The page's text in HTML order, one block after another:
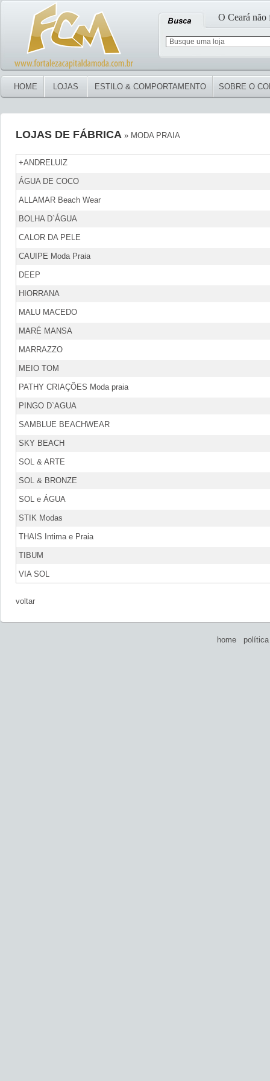
O Ceará não
HOME LOJAS ESTILO & COMPORTAMENTO SOBRE O
LOJAS DE FÁBRICA » MODA PRAIA
+ANDRELUIZ
ÁGUA DE COCO
ALLAMAR Beach Wear
BOLHA D`ÁGUA
CALOR DA PELE
CAUIPE Moda Praia
DEEP
HIORRANA
MALU MACEDO
MARÉ MANSA
MARRAZZO
MEIO TOM
PATHY CRIAÇÕES Moda praia
PINGO D`AGUA
SAMBLUE BEACHWEAR
SKY BEACH
SOL & ARTE
SOL & BRONZE
SOL e ÁGUA
STIK Modas
THAIS Intima e Praia
TIBUM
VIA SOL
voltar
home